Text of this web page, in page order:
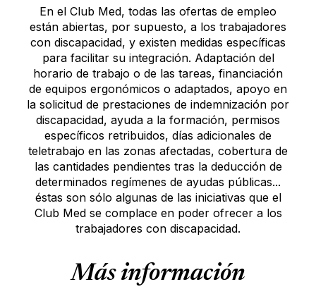
En el Club Med, todas las ofertas de empleo
están abiertas, por supuesto, a los trabajadores
con discapacidad, y existen medidas específicas
para facilitar su integración. Adaptación del
horario de trabajo o de las tareas, financiación
de equipos ergonómicos o adaptados, apoyo en
la solicitud de prestaciones de indemnización por
discapacidad, ayuda a la formación, permisos
específicos retribuidos, días adicionales de
teletrabajo en las zonas afectadas, cobertura de
las cantidades pendientes tras la deducción de
determinados regímenes de ayudas públicas...
éstas son sólo algunas de las iniciativas que el
Club Med se complace en poder ofrecer a los
trabajadores con discapacidad.
Más información